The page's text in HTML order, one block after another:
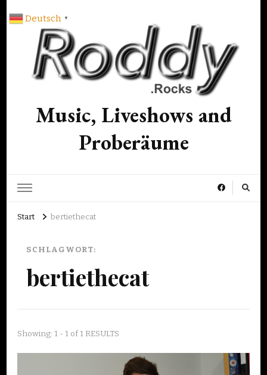
Music, Liveshows and
Proberäume
Start bertiethecat
SCHLAGWORT:
bertiethecat
Showing: 1 - 1 of 1 RESULTS
Deutsch ▼